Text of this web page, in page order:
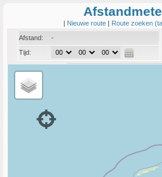
| Nieuwe route | Route zoeken
Afstand:
-
Tijd: